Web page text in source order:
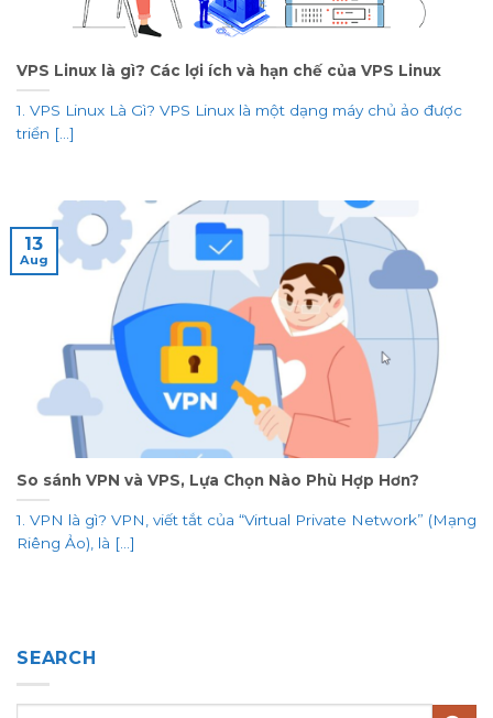
VPS Linux là gì? Các lợi ích và hạn chế của VPS Linux
1. VPS Linux Là Gì? VPS Linux là một dạng máy chủ ảo được
triển [...]
So sánh VPN và VPS, Lựa Chọn Nào Phù Hợp Hơn?
1. VPN là gì? VPN, viết tắt của “Virtual Private Network” (Mạng
Riêng Ảo), là [...]
13
Aug
SEARCH